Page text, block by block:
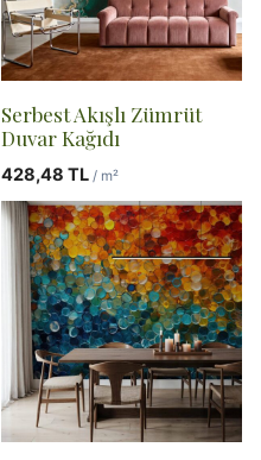
Serbest Akışlı Zümrüt
Duvar Kağıdı
428,48 TL / m²